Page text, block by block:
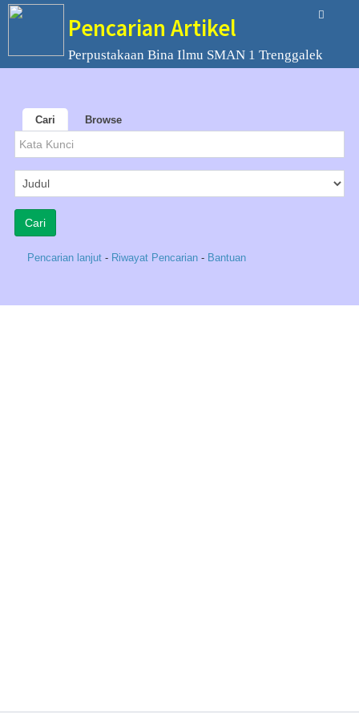
Pencarian Artikel
Perpustakaan Bina Ilmu SMAN 1 Trenggalek
Cari Browse
Pencarian lanjut - Riwayat Pencarian - Bantuan